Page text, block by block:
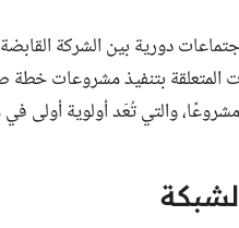
دورية بين الشركة القابضة
موقف تنفيذ مشروعات الربط الحلقي، عدده 25 مشروعًا،